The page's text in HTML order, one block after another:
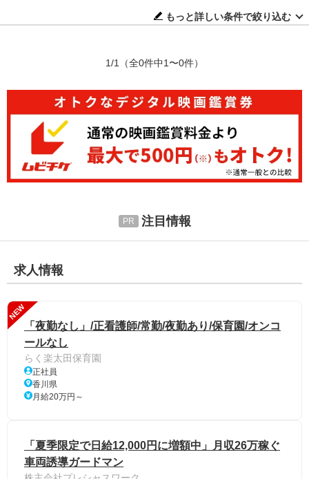
もっと詳しい条件で絞り込む
1/1 （全0件中1〜0件）
注目情報
求人情報
NEW
「夜勤なし」/正看護師/常勤/夜勤あり/保育園/オンコ
ールなし
らく楽太田保育園
正社員
香川県
月給20万円～
「夏季限定で日給12,000円に増額中」月収26万稼ぐ
車両誘導ガードマン